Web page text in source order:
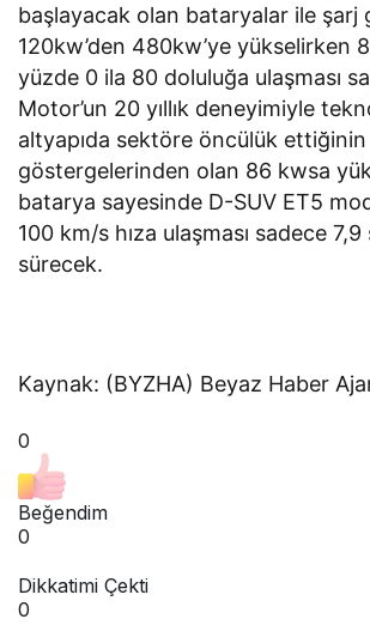
başlayacak olan bataryalar ile şarj
120kw’den 480kw’ye yükselirken
yüzde 0 ila 80 doluluğa ulaşması
Motor’un 20 yıllık deneyimiyle
altyapıda sektöre öncülük
göstergelerinden olan 86 kwsa
batarya sayesinde D-SUV ET5
100 km/s hıza ulaşması sadece
sürecek.
Kaynak: (BYZHA) Beyaz Haber
0
Beğendim
0
Dikkatimi Çekti
0